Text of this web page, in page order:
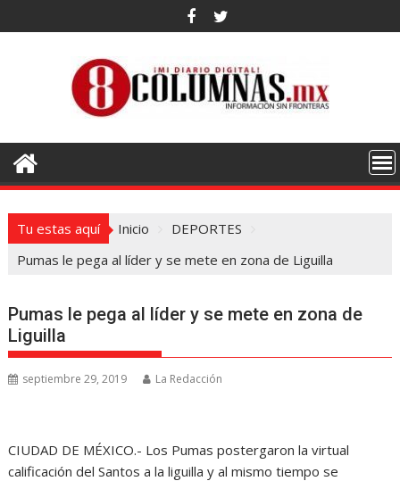
al
Tu estas aquí Inicio
DEPORTES
Pumas le pega al líder y se mete en zona de Liguilla
Pumas le pega al líder y se mete en zona de
Liguilla
septiembre 29, 2019 La Redacción
CIUDAD DE MÉXICO.- Los Pumas postergaron la virtual
calificación del Santos a la liguilla y al mismo tiempo se